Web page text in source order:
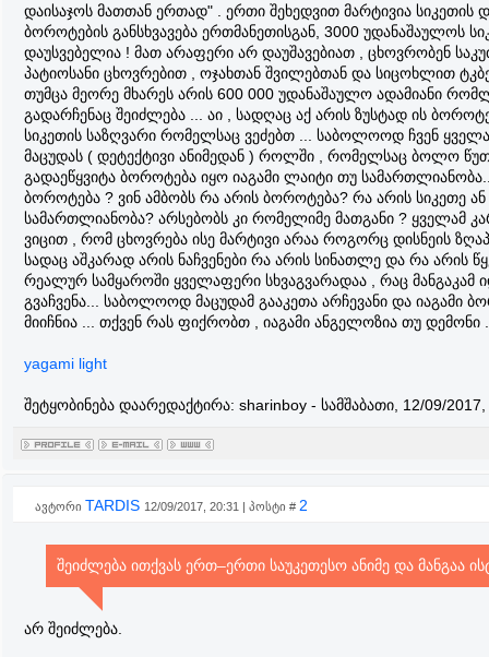
დაისაჯოს მათთან ერთად" . ერთი შეხედვით მარტივია სიკეთის
ბოროტების განსხვავება ერთმანეთისგან, 3000 უდანაშაულოს
დაუსვებელია ! მათ არაფერი არ დაუშავებიათ , ცხოვრობენ
პატიოსანი ცხოვრებით , ოჯახთან შვილებთან და სიცოხლით
თუმცა მეორე მხარეს არის 600 000 უდანაშაულო ადამიანი
გადარჩენაც შეიძლება ... აი , სადღაც აქ არის ზუსტად ის
სიკეთის საზღვარი რომელსაც ვეძებთ ... საბოლოოდ ჩვენ
მაცუდას ( დეტექტივი ანიმედან ) როლში , რომელსაც ბოლო
გადაეწყვიტა ბოროტება იყო იაგამი ლაიტი თუ
ბოროტება ? ვინ ამბობს რა არის ბოროტება? რა არის სიკეთე ან
სამართლიანობა? არსებობს კი რომელიმე მათგანი ? ყველამ
ვიცით , რომ ცხოვრება ისე მარტივი არაა როგორც დისნეის
სადაც აშკარად არის ნაჩვენები რა არის სინათლე და რა არის
რეალურ სამყაროში ყველაფერი სხვაგვარადაა , რაც მანგაკამ
გვაჩვენა... საბოლოოდ მაცუდამ გააკეთა არჩევანი და იაგამი
მიიჩნია ... თქვენ რას ფიქრობთ , იაგამი ანგელოზია თუ დემონი .
yagami light
შეტყობინება დაარედაქტირა: sharinboy - სამშაბათი, 12/09/
ავტორი TARDIS 12/09/2017, 20:31 | პოსტი # 2
შეიძლება ითქვას ერთ–ერთი საუკეთესო ანიმე და მანგაა
არ შეიძლება.